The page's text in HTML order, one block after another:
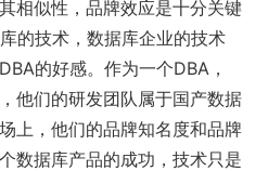
相似性，品牌效应是十分关键
的技术，数据库企业的技术
的好感。作为一个DBA，
他们的研发团队属于国产数据
上，他们的品牌知名度和品牌
数据库产品的成功，技术只是